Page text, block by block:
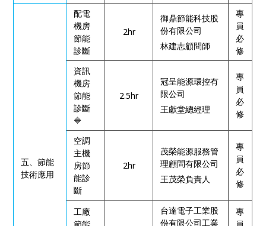
五、節能
技術應用
配電
機房
節能
診斷
2hr
御鼎節能科技股
份有限公司
林建志顧問師
專
員
必
修
資訊
機房
節能
診斷
🔷
2.5hr
冠呈能源環控有
限公司
王獻堂總經理
專
員
必
修
空調
主機
房節
能診
斷
2hr
茂榮能源服務管
理顧問有限公司
王茂榮負責人
專
員
必
修
工廠
台達電子工業股
份有限公司工業
專